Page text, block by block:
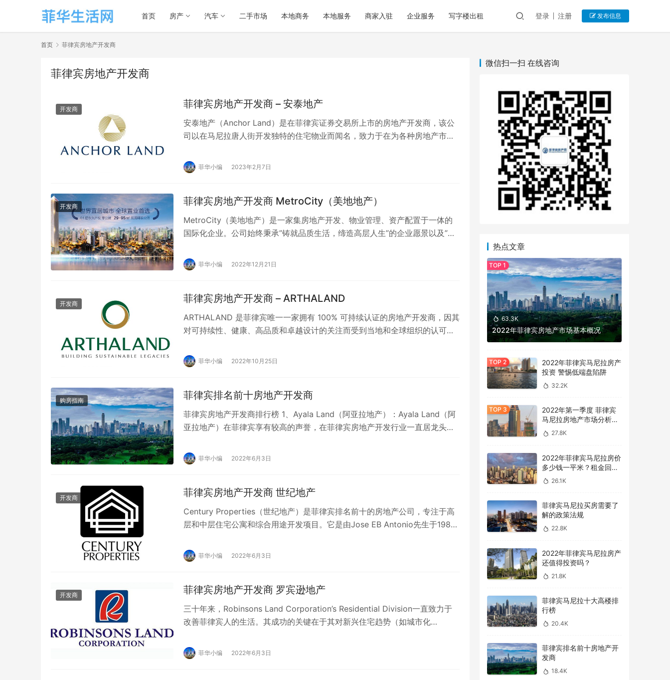
首页 房产 汽车 二手市场 本地商务 本地服务 商家入驻 企业服务 写字楼出租 登录 注册 发布信息
首页 菲律宾房地产开发商
菲律宾房地产开发商
开发商 菲律宾房地产开发商 – 安泰地产
安泰地产（Anchor Land）是在菲律宾证券交易所上市的房地产开发商，该公
司以在马尼拉唐人街开发独特的住宅物业而闻名，致力于在为各种房地产市场
菲华小编 2023年2月7日
开发商 菲律宾房地产开发商 MetroCity（美地地产）
MetroCity（美地地产）是一家集房地产开发、物业管理、资产配置于一体的
国际化企业。公司始终秉承”铸就品质生活，缔造高层人生”的企业愿景以及”专
菲华小编 2022年12月21日
开发商 菲律宾房地产开发商 – ARTHALAND
ARTHALAND 是菲律宾唯一一家拥有 100% 可持续认证的房地产开发商，因其
对可持续性、健康、高品质和卓越设计的关注而受到当地和全球组织的认可。
菲华小编 2022年10月25日
购房指南 菲律宾排名前十房地产开发商
菲律宾房地产开发商排行榜 1、Ayala Land（阿亚拉地产）：Ayala Land（阿
亚拉地产）在菲律宾享有较高的声誉，在菲律宾房地产开发行业一直居龙头地
菲华小编 2022年6月3日
开发商 菲律宾房地产开发商 世纪地产
Century Properties（世纪地产）是菲律宾排名前十的房地产公司，专注于高
层和中层住宅公寓和综合用途开发项目。它是由Jose EB Antonio先生于1986
菲华小编 2022年6月3日
开发商 菲律宾房地产开发商 罗宾逊地产
三十年来，Robinsons Land Corporation’s Residential Division一直致力于
改善菲律宾人的生活。其成功的关键在于其对新兴住宅趋势（如城市化…
菲华小编 2022年6月3日
微信扫一扫 在线咨询
热点文章
63.3K
2022年菲律宾房地产市场基本概况
2022年菲律宾马尼拉房产
投资 警惕低端盘陷阱
32.2K
2022年第一季度 菲律宾
马尼拉房地产市场分析报
告
27.8K
2022年菲律宾马尼拉房价
多少钱一平米？租金回报
率怎么样？
26.1K
菲律宾马尼拉买房需要了
解的政策法规
22.8K
2022年菲律宾马尼拉房产
还值得投资吗？
21.8K
菲律宾马尼拉十大高楼排
行榜
20.4K
菲律宾排名前十房地产开
发商
18.4K